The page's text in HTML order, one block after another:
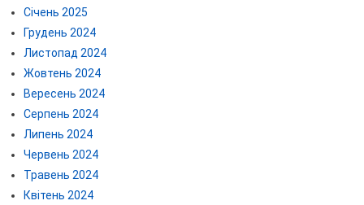
Січень 2025
Грудень 2024
Листопад 2024
Жовтень 2024
Вересень 2024
Серпень 2024
Липень 2024
Червень 2024
Травень 2024
Квітень 2024